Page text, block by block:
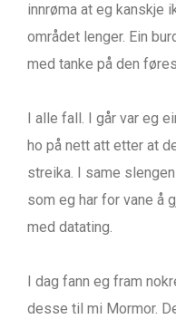
innrøma at eg kanskje
området lenger. Ein
med tanke på den
I alle fall. I går var eg
ho på nett att etter at
streika. I same
som eg har for vane å
med datating.
I dag fann eg fram
desse til mi Mormor.